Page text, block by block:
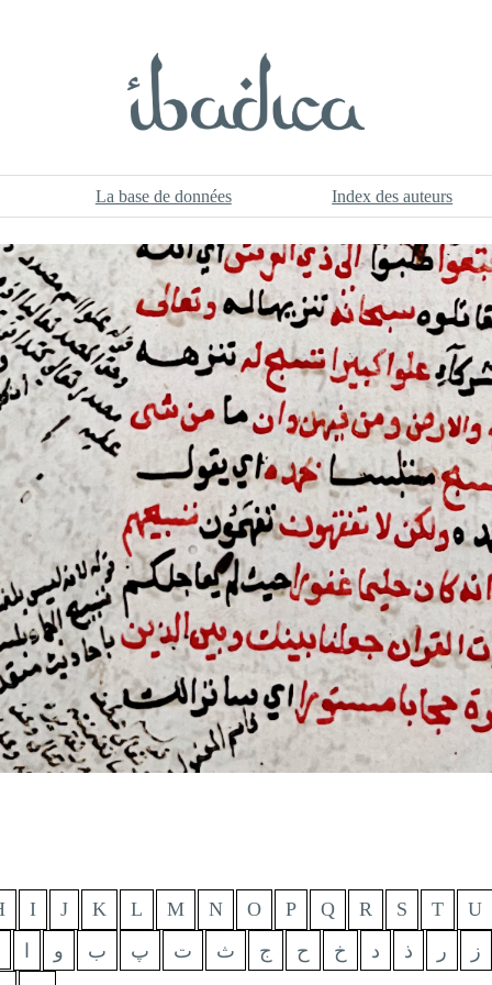
La base de données Index des auteurs
I J K L M N O P Q R S T
U
ا
و ب پ ت ث ج ح خ د ذ ر
ز